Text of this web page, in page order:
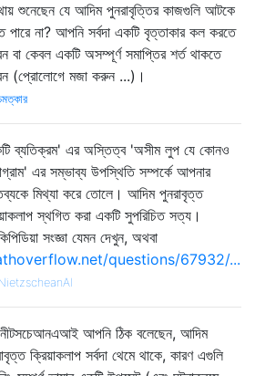
শুনেছেন যে আদিম পুনরাবৃত্তির কাজগুলি আটকে
পারে না? আপনি সর্বদা একটি বৃত্তাকার কল করতে
বা কেবল একটি অসম্পূর্ণ সমাপ্তির শর্ত থাকতে
(প্রোলোগে মজা করুন ...)।
ব্যতিক্রম' এর অস্তিত্ব 'অসীম লুপ যে কোনও
এর সম্ভাব্য উপস্থিতি সম্পর্কে আপনার
মিথ্যা করে তোলে। আদিম পুনরাবৃত্ত
স্থগিত করা একটি সুপরিচিত সত্য।
সংজ্ঞা যেমন দেখুন, অথবা
questions/67932/...
আপনি ঠিক বলেছেন, আদিম
ক্রিয়াকলাপ সর্বদা থেমে থাকে, কারণ এগুলি